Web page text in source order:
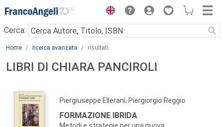
Menu
Cerca:
Main content
Home ricerca avanzata risultati
LIBRI DI CHIARA PANCIROLI
Piergiuseppe Ellerani, Piergiorgio Reggio
FORMAZIONE IBRIDA